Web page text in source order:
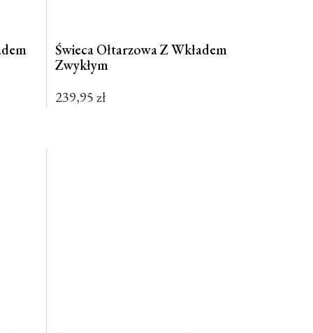
Świeca Ołtarzowa Z Wkładem
Zwykłym
239,95zł